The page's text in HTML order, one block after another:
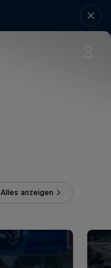
Alles anzeigen